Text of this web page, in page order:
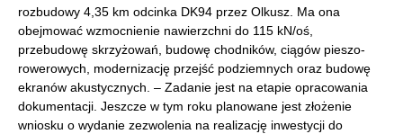
rozbudowy 4,35 km odcinka DK94 przez Olkusz. Ma ona
obejmować wzmocnienie nawierzchni do 115 kN/oś,
przebudowę skrzyżowań, budowę chodników, ciągów pieszo-
rowerowych, modernizację przejść podziemnych oraz budowę
ekranów akustycznych. – Zadanie jest na etapie opracowania
dokumentacji. Jeszcze w tym roku planowane jest złożenie
wniosku o wydanie zezwolenia na realizację inwestycji do